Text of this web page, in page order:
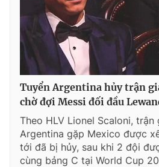
Tuyển Argentina hủy trận
chờ đợi Messi đối đầu
Theo HLV Lionel Scaloni,
Argentina gặp Mexico được
tới đã bị hủy, sau khi 2 đội
cùng bảng C tại World Cup